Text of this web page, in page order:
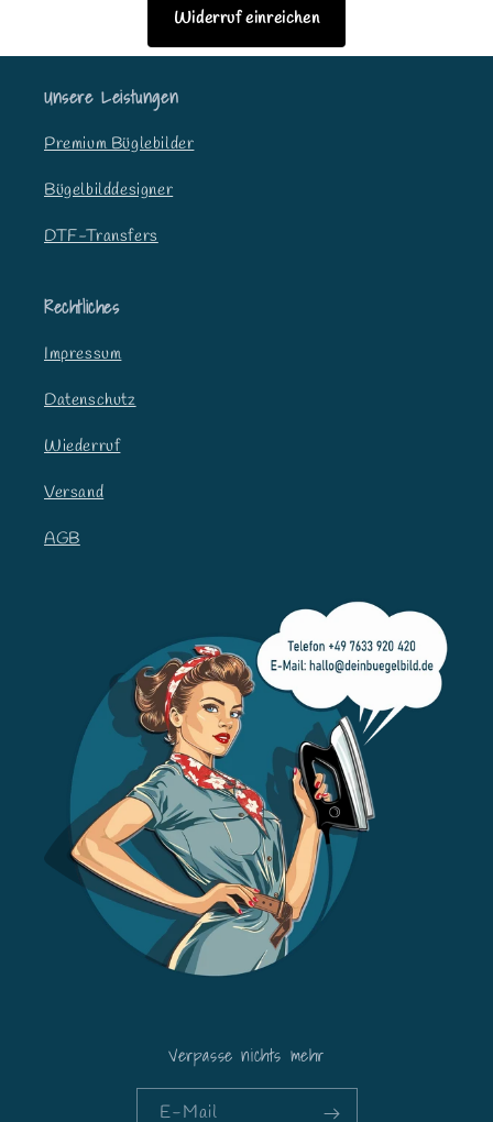
Widerruf einreichen
Unsere Leistungen
Premium Büglebilder
Bügelbilddesigner
DTF-Transfers
Rechtliches
Impressum
Datenschutz
Wiederruf
Versand
AGB
Verpasse nichts mehr
E-Mail